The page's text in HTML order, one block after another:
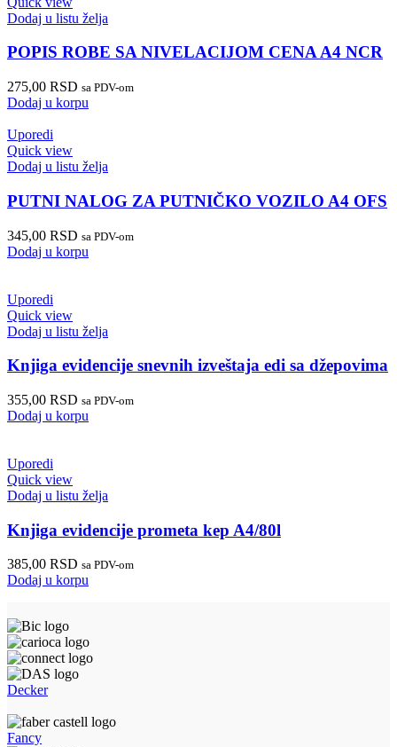
Dodaj u listu želja
POPIS ROBE SA NIVELACIJOM CENA A4 NCR
275,00 RSD sa PDV-om
Dodaj u korpu
Uporedi
Quick view
Dodaj u listu želja
PUTNI NALOG ZA PUTNIČKO VOZILO A4 OFS
345,00 RSD sa PDV-om
Dodaj u korpu
Uporedi
Quick view
Dodaj u listu želja
Knjiga evidencije snevnih izveštaja edi sa džepovima
355,00 RSD sa PDV-om
Dodaj u korpu
Uporedi
Quick view
Dodaj u listu želja
Knjiga evidencije prometa kep A4/80l
385,00 RSD sa PDV-om
Dodaj u korpu
Decker
Fancy